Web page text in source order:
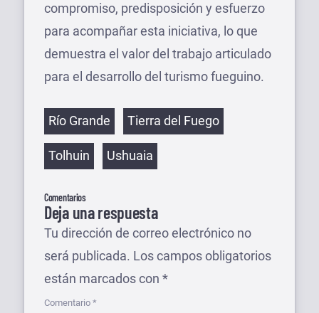
compromiso, predisposición y esfuerzo
para acompañar esta iniciativa, lo que
demuestra el valor del trabajo articulado
para el desarrollo del turismo fueguino.
Etiquetas
Río Grande Tierra del Fuego
Tolhuin Ushuaia
Comentarios
Deja una respuesta
Tu dirección de correo electrónico no
será publicada. Los campos obligatorios
están marcados con *
Comentario *